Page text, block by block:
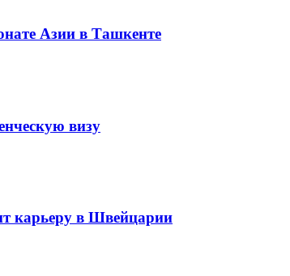
Азии в Ташкенте
визу
карьеру в Швейцарии